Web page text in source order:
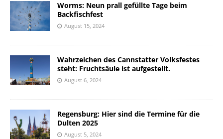
Worms: Neun prall gefüllte Tage beim
Backfischfest
August 15, 2024
Wahrzeichen des Cannstatter Volksfestes
steht: Fruchtsäule ist aufgestellt.
August 6, 2024
Regensburg: Hier sind die Termine für die
Dulten 2025
August 5, 2024